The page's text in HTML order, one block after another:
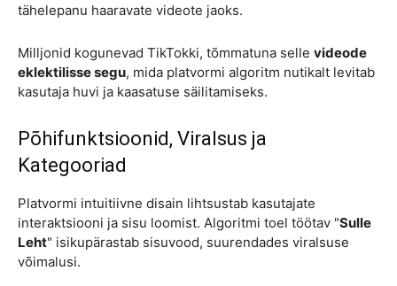
tähelepanu haaravate videote jaoks.
Milljonid kogunevad TikTokki, tõmmatuna selle videode
eklektilisse segu, mida platvormi algoritm nutikalt levitab
kasutaja huvi ja kaasatuse säilitamiseks.
Põhifunktsioonid, Viralsus ja
Kategooriad
Platvormi intuitiivne disain lihtsustab kasutajate
interaktsiooni ja sisu loomist. Algoritmi toel töötav "Sulle
Leht" isikupärastab sisuvood, suurendades viralsuse
võimalusi.